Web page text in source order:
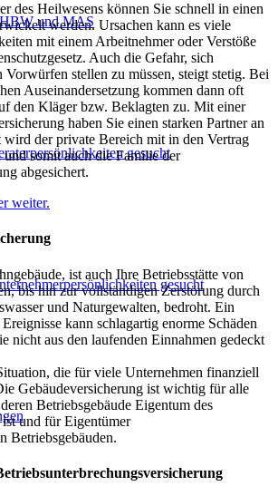
und MAS
gesucht
gesucht
des Heilwesens können Sie schnell in einen
werden. Ursachen kann es viele
mit einem Arbeitnehmer oder Verstöße
Auch die Gefahr, sich
Vorwürfen stellen zu müssen, steigt stetig. Bei
Auseinandersetzung kommen dann oft
den Kläger bzw. Beklagten zu. Mit einer
haben Sie einen starken Partner an
wird der private Bereich mit in den Vertrag
und somit auch die Familie der
abgesichert.
weiter.
ist auch Ihre Betriebsstätte von
bis hin zur vollständigen Zerstörung durch
und Naturgewalten, bedroht. Ein
kann schlagartig enorme Schäden
nicht aus den laufenden Einnahmen gedeckt
die für viele Unternehmen finanziell
Gebäudeversicherung ist wichtig für alle
Betriebsgebäude Eigentum des
und für Eigentümer
Betriebsgebäuden.